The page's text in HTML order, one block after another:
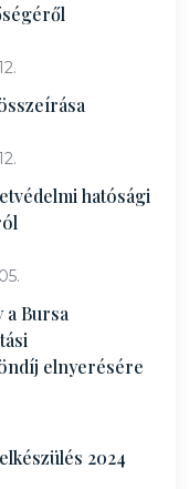
hatósági
a Bursa
elnyerésére
2024